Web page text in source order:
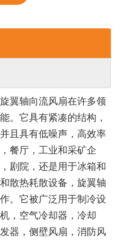
翼轴向流风扇在许多领
。它具有紧凑的结构，
且具有低噪声，高效率
餐厅，工业和采矿企
剧院，还是用于冰箱和
散热耗散设备，旋翼轴
。它被广泛用于制冷设
，空气冷却器，冷却
器，侧壁风扇，消防风